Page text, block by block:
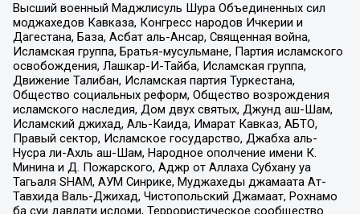
Высший военный Маджлисуль Шура Объединенных сил
моджахедов Кавказа, Конгресс народов Ичкерии и
Дагестана, База, Асбат аль-Ансар, Священная война,
Исламская группа, Братья-мусульмане, Партия исламского
освобождения, Лашкар-И-Тайба, Исламская группа,
Движение Талибан, Исламская партия Туркестана,
Общество социальных реформ, Общество возрождения
исламского наследия, Дом двух святых, Джунд аш-Шам,
Исламский джихад, Аль-Каида, Имарат Кавказ, АБТО,
Правый сектор, Исламское государство, Джабха аль-
Нусра ли-Ахль аш-Шам, Народное ополчение имени К.
Минина и Д. Пожарского, Аджр от Аллаха Субхану уа
Тагьаля SHAM, АУМ Синрике, Муджахеды джамаата Ат-
Тавхида Валь-Джихад, Чистопольский Джамаат, Рохнамо
ба суи давлати исломи, Террористическое сообщество